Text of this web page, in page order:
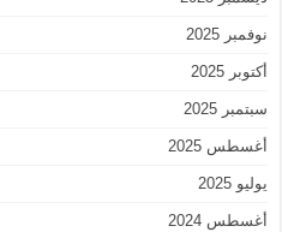
نوفمبر 2025
أكتوبر 2025
سبتمبر 2025
أغسطس 2025
يوليو 2025
أغسطس 2024